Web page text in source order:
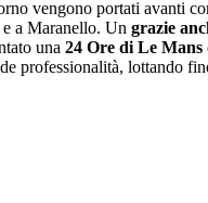
vengono portati avanti
a Maranello. Un grazie
una 24 Ore di Le Mans
professionalità, lottando